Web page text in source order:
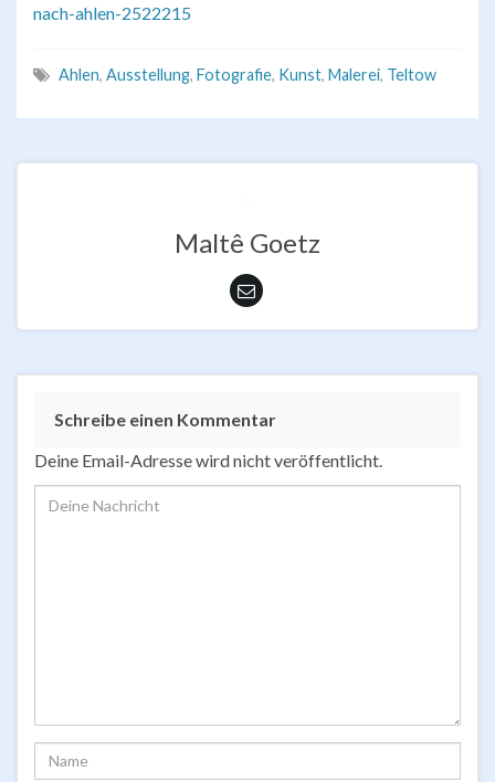
nach-ahlen-2522215
Ahlen, Ausstellung, Fotografie, Kunst, Malerei, Teltow
Maltê Goetz
Schreibe einen Kommentar
Deine Email-Adresse wird nicht veröffentlicht.